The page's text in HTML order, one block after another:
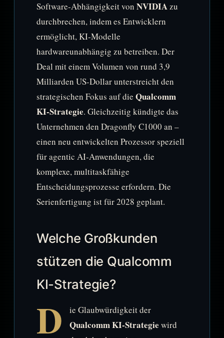
Software-Abhängigkeit von NVIDIAzu
durchbrechen, indem es Entwicklern
ermöglicht, KI-Modelle
hardwareunabhängig zu betreiben. Der
Deal mit einem Volumen von rund 3,9
Milliarden US-Dollar unterstreicht den
strategischen Fokus auf die Qualcomm
KI-Strategie. Gleichzeitig kündigte das
Unternehmen den Dragonfly C1000 an –
einen neu entwickelten Prozessor speziell
für agentic AI-Anwendungen, die
komplexe, multitaskfähige
Entscheidungsprozesse erfordern. Die
Serienfertigung ist für 2028 geplant.
Welche Großkunden
stützen die Qualcomm
KI-Strategie?
D ie Glaubwürdigkeit der
Qualcomm KI-Strategie wird